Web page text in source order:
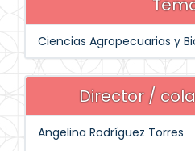
Ciencias Agropecuarias y
Director /
Angelina Rodríguez Torres